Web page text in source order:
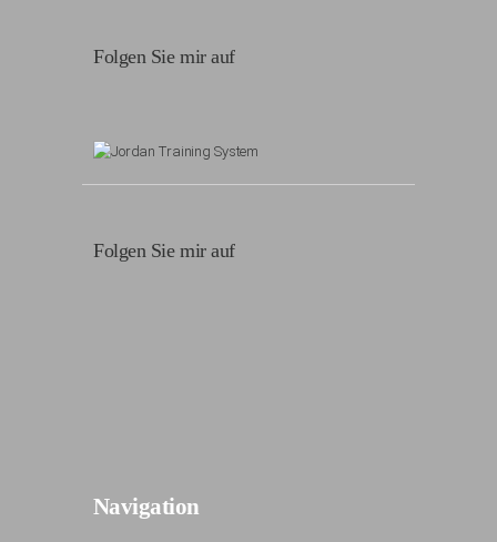
Folgen Sie mir auf
Folgen Sie mir auf
Navigation